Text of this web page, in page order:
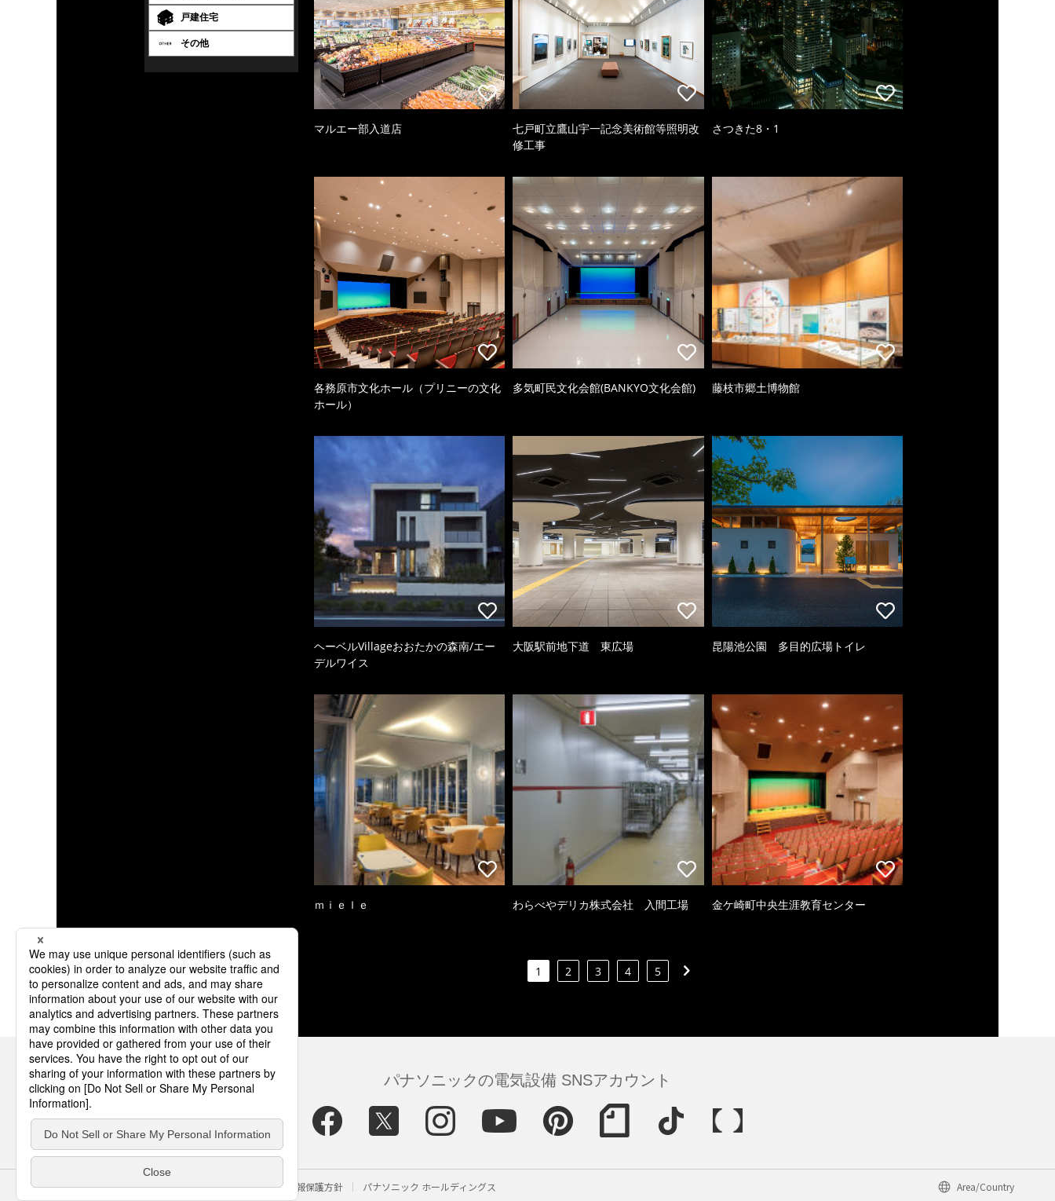
戸建住宅
その他
マルエー部入道店
七戸町立鷹山宇一記念美術館等照明改
修工事
さつきた8・1
各務原市文化ホール（プリニーの文化
ホール）
多気町民文化会館(BANKYO文化会館) 藤枝市郷土博物館
ヘーベルVillageおおたかの森南/エー
デルワイス
大阪駅前地下道 東広場 昆陽池公園 多目的広場トイレ
ｍｉｅｌｅ わらべやデリカ株式会社 入間工場 金ケ崎町中央生涯教育センター
1 2 3 4 5
パナソニックの電気設備 SNSアカウント
サイトのご利用にあたって クッキーポリシー 個人情報保護方針 パナソニック ホールディングス Area/Country